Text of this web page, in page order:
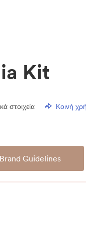
Kit
στοιχεία Κοινή
Guidelines